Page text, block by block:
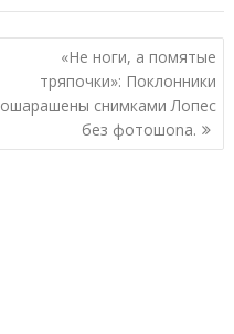
«Не ноги, а помятые
тряпочки»: Поклонники
ошарашены снимками Лопес
без фoтoшonа.